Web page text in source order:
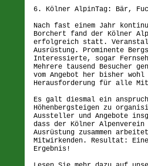
6. Kölner AlpinTag: Bär,
Nach fast einem Jahr
Borchert fand der Kölner
erfolgreich statt.
Ausrüstung. Prominente
Interessierte, sogar
Mehrere tausend Besucher
vom Angebot her bisher
Herausforderung für alle
Es galt diesmal ein
Höhenbergsteigen zu
Aussteller und Angebote
dass der Kölner Alpenverein
Ausrüstung zusammen
Mitwirkenden. Resultat: Eine
Ergebnis!